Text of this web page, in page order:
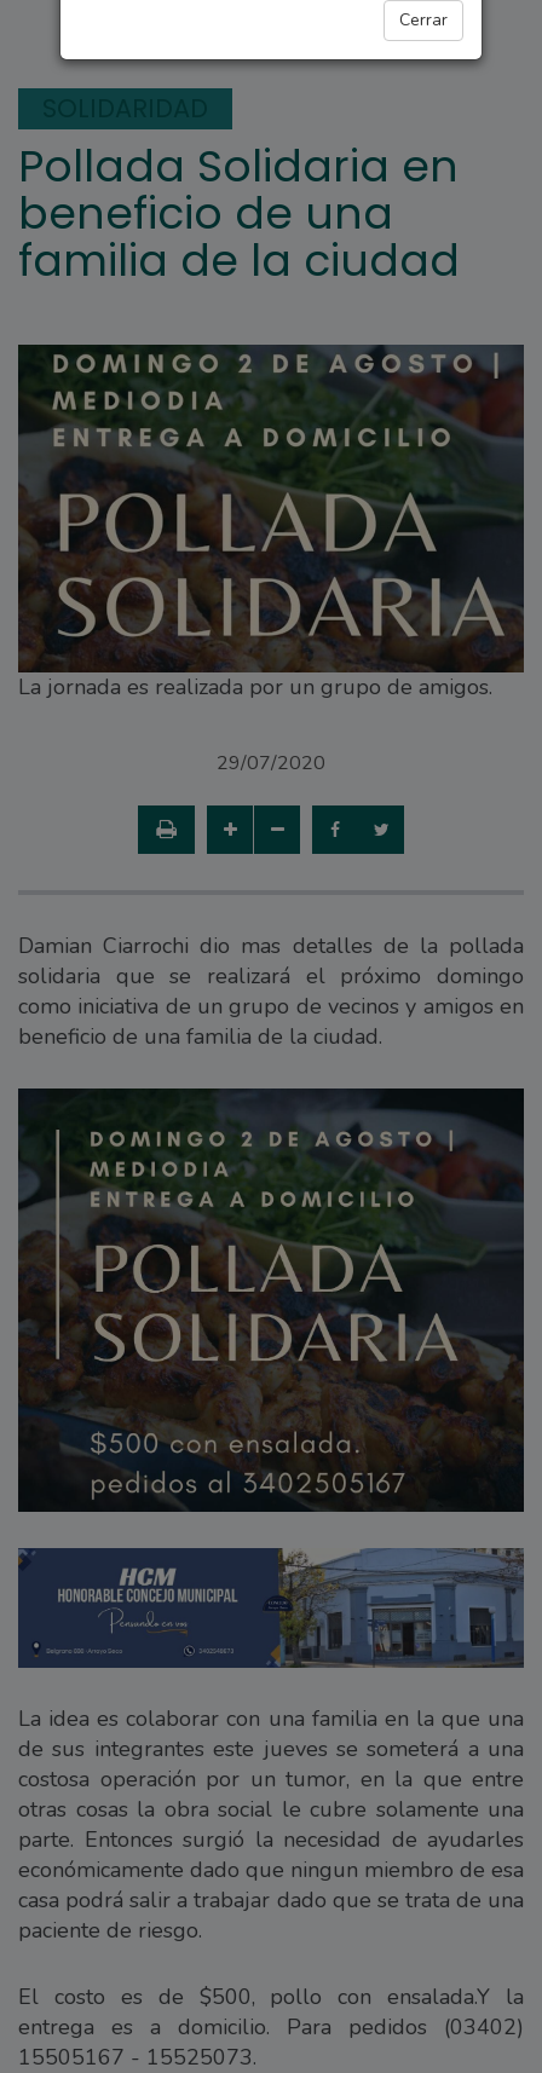
Cerrar
Pollada Solidaria en
beneficio de una
familia de la ciudad
La jornada es realizada por un grupo de amigos.
29/07/2020
Damian Ciarrochi dio mas detalles de la pollada
solidaria que se realizará el próximo domingo
como iniciativa de un grupo de vecinos y amigos en
beneficio de una familia de la ciudad.
La idea es colaborar con una familia en la que una
de sus integrantes este jueves se someterá a una
costosa operación por un tumor, en la que entre
otras cosas la obra social le cubre solamente una
parte. Entonces surgió la necesidad de ayudarles
económicamente dado que ningun miembro de esa
casa podrá salir a trabajar dado que se trata de una
paciente de riesgo.
El costo es de $500, pollo con ensalada.Y la
entrega es a domicilio. Para pedidos (03402)
15505167 - 15525073.